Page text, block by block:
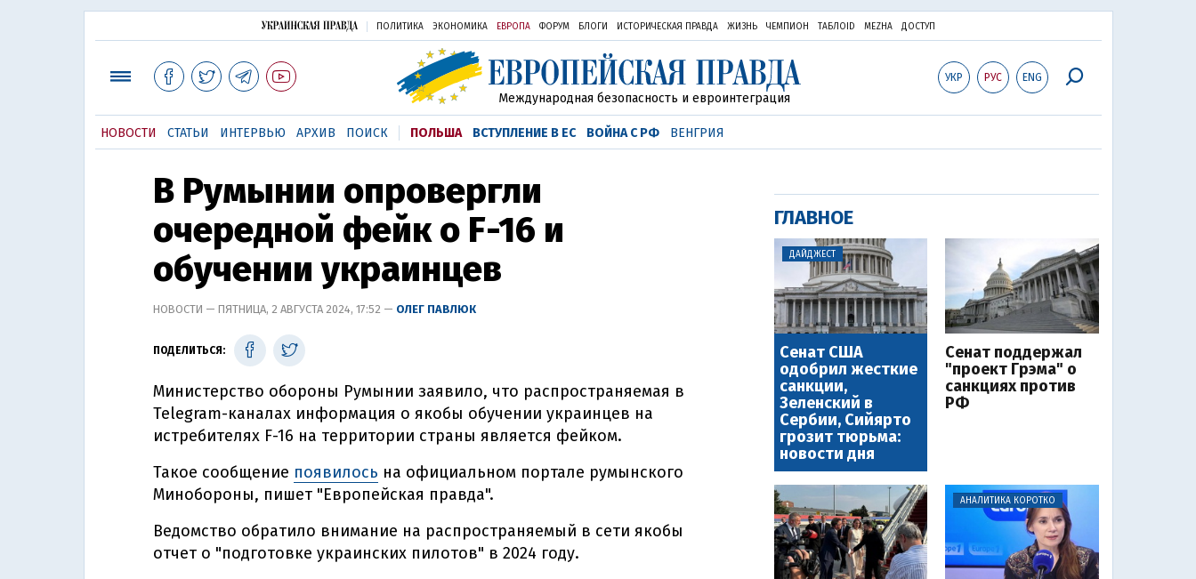
ПОЛИТИКА ЭКОНОМИКА ЕВРОПА ФОРУМ БЛОГИ ИСТОРИЧЕСКАЯ ПРАВДА ЖИЗНЬ ЧЕМПИОН ТАБЛОID MEZHA ДОСТУП
УКР РУС ENG
Международная безопасность и евроинтеграция
НОВОСТИ СТАТЬИ ИНТЕРВЬЮ АРХИВ ПОИСК ПОЛЬША ВСТУПЛЕНИЕ В ЕС ВОЙНА С РФ ВЕНГРИЯ
В Румынии опровергли
очередной фейк о F-16 и
обучении украинцев
НОВОСТИ — ПЯТНИЦА, 2 АВГУСТА 2024, 17:52 — ОЛЕГ ПАВЛЮК
ПОДЕЛИТЬСЯ:
Министерство обороны Румынии заявило, что распространяемая в
Telegram-каналах информация о якобы обучении украинцев на
истребителях F-16 на территории страны является фейком.
Такое сообщение появилось на официальном портале румынского
Минобороны, пишет "Европейская правда".
Ведомство обратило внимание на распространяемый в сети якобы
отчет о "подготовке украинских пилотов" в 2024 году.
ГЛАВНОЕ
ДАЙДЖЕСТ
Сенат США
одобрил жесткие
санкции,
Зеленский в
Сербии, Сийярто
грозит тюрьма:
новости дня
Сенат поддержал
"проект Грэма" о
санкциях против
РФ
АНАЛИТИКА КОРОТКО